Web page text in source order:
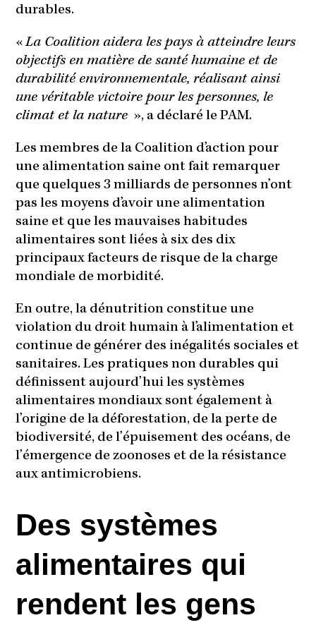
durables.
«La Coalition aidera les pays à atteindre leurs
objectifs en matière de santé humaine et de
durabilité environnementale, réalisant ainsi
une véritable victoire pour les personnes, le
climat et la nature », a déclaré le PAM.
Les membres de la Coalition d’action pour
une alimentation saine ont fait remarquer
que quelques 3 milliards de personnes n’ont
pas les moyens d’avoir une alimentation
saine et que les mauvaises habitudes
alimentaires sont liées à six des dix
principaux facteurs de risque de la charge
mondiale de morbidité.
En outre, la dénutrition constitue une
violation du droit humain à l’alimentation et
continue de générer des inégalités sociales et
sanitaires. Les pratiques non durables qui
définissent aujourd’hui les systèmes
alimentaires mondiaux sont également à
l’origine de la déforestation, de la perte de
biodiversité, de l’épuisement des océans, de
l’émergence de zoonoses et de la résistance
aux antimicrobiens.
Des systèmes
alimentaires qui
rendent les gens